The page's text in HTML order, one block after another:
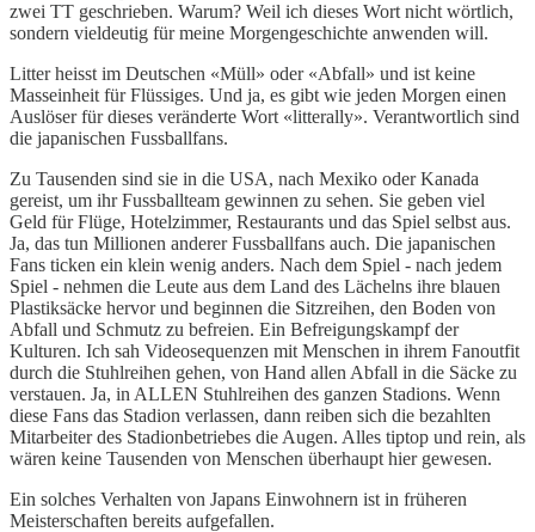
zwei TT geschrieben. Warum? Weil ich dieses Wort nicht wörtlich,
sondern vieldeutig für meine Morgengeschichte anwenden will.
Litter heisst im Deutschen «Müll» oder «Abfall» und ist keine
Masseinheit für Flüssiges. Und ja, es gibt wie jeden Morgen einen
Auslöser für dieses veränderte Wort «litterally». Verantwortlich sind
die japanischen Fussballfans.
Zu Tausenden sind sie in die USA, nach Mexiko oder Kanada
gereist, um ihr Fussballteam gewinnen zu sehen. Sie geben viel
Geld für Flüge, Hotelzimmer, Restaurants und das Spiel selbst aus.
Ja, das tun Millionen anderer Fussballfans auch. Die japanischen
Fans ticken ein klein wenig anders. Nach dem Spiel - nach jedem
Spiel - nehmen die Leute aus dem Land des Lächelns ihre blauen
Plastiksäcke hervor und beginnen die Sitzreihen, den Boden von
Abfall und Schmutz zu befreien. Ein Befreigungskampf der
Kulturen. Ich sah Videosequenzen mit Menschen in ihrem Fanoutfit
durch die Stuhlreihen gehen, von Hand allen Abfall in die Säcke zu
verstauen. Ja, in ALLEN Stuhlreihen des ganzen Stadions. Wenn
diese Fans das Stadion verlassen, dann reiben sich die bezahlten
Mitarbeiter des Stadionbetriebes die Augen. Alles tiptop und rein, als
wären keine Tausenden von Menschen überhaupt hier gewesen.
Ein solches Verhalten von Japans Einwohnern ist in früheren
Meisterschaften bereits aufgefallen.